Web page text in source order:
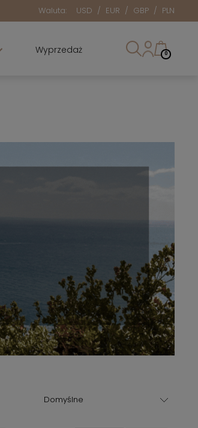
Waluta: USD / EUR / GBP / PLN
Wyprzedaż 0